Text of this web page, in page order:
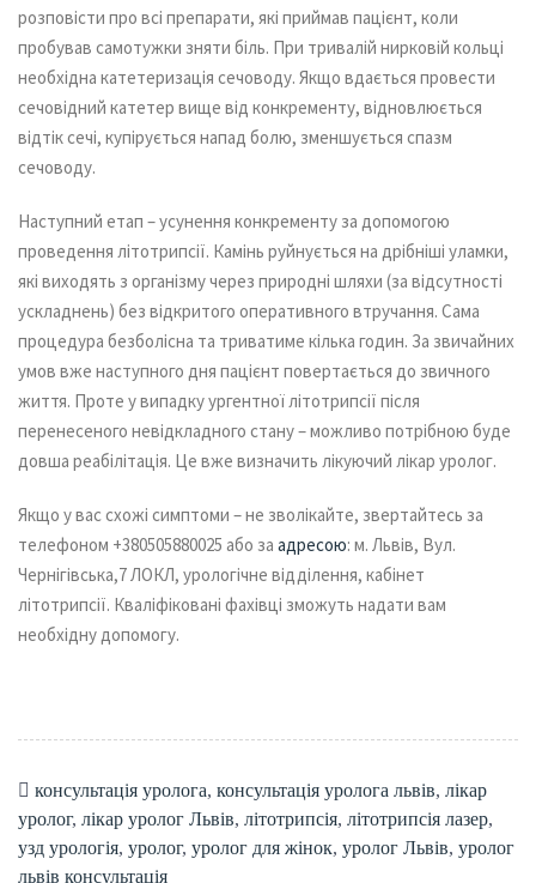
розповісти про всі препарати, які приймав пацієнт, коли
пробував самотужки зняти біль. При тривалій нирковій кольці
необхідна катетеризація сечоводу. Якщо вдається провести
сечовідний катетер вище від конкременту, відновлюється
відтік сечі, купірується напад болю, зменшується спазм
сечоводу.
Наступний етап – усунення конкременту за допомогою
проведення літотрипсії. Камінь руйнується на дрібніші уламки,
які виходять з організму через природні шляхи (за відсутності
ускладнень) без відкритого оперативного втручання. Сама
процедура безболісна та триватиме кілька годин. За звичайних
умов вже наступного дня пацієнт повертається до звичного
життя. Проте у випадку ургентної літотрипсії після
перенесеного невідкладного стану – можливо потрібною буде
довша реабілітація. Це вже визначить лікуючий лікар уролог.
Якщо у вас схожі симптоми – не зволікайте, звертайтесь за
телефоном +380505880025 або за адресою: м. Львів, Вул.
Чернігівська,7 ЛОКЛ, урологічне відділення, кабінет
літотрипсії. Кваліфіковані фахівці зможуть надати вам
необхідну допомогу.
консультація уролога, консультація уролога львів, лікар
уролог, лікар уролог Львів, літотрипсія, літотрипсія лазер,
узд урологія, уролог, уролог для жінок, уролог Львів, уролог
львів консультація